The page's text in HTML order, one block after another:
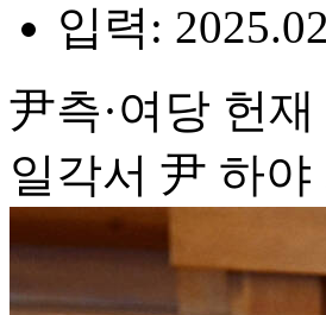
입력:
尹측·여당 헌
일각서 尹 하